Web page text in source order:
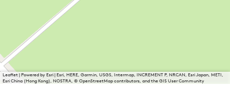
Leaflet|Powered by Esri | Esri, HERE, Garmin, USGS, Intermap, INCREMENT P, NRCAN, Esri Japan, METI,
Esri China (Hong Kong), NOSTRA, © OpenStreetMap contributors, and the GIS User Community